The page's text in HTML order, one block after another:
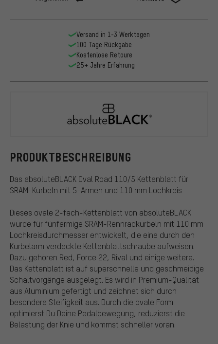
PRODUKTBESCHREIBUNG
Das absoluteBLACK Oval Road 110/5 Kettenblatt für
SRAM-Kurbeln mit 5-Armen und 110 mm Lochkreis
Dieses ovale 2-fach-Kettenblatt von absoluteBLACK
wurde für fünfarmige SRAM-Rennradkurbeln mit 110 mm
Lochkreisdurchmesser entwickelt, die eine durch den
Kurbelarm verdeckte Kettenblattschraube aufweisen.
Dazu gehören Red, Force 22, Rival und einige weitere.
Das Kettenblatt ist auf superschnelle und geschmeidige
Schaltvorgänge ausgelegt. Es wird in Premium-Qualität
aus Aluminium gefertigt und zeichnet sich durch
besondere Steifigkeit aus. Durch die ovale Form
optimierst Du Deine Pedalbewegung, reduzierst die
Belastung der Knie und kommst schneller voran.
Versand in 1-3 Werktagen
100 Tage Rückgabe
Kostenlose Retoure
25+ Jahre Erfahrung